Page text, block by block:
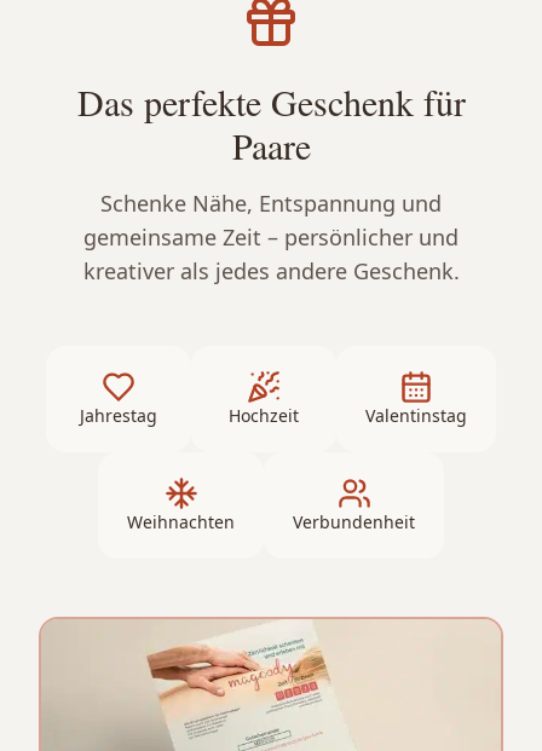
Das perfekte Geschenk für
Paare
Schenke Nähe, Entspannung und
gemeinsame Zeit – persönlicher und
kreativer als jedes andere Geschenk.
Jahrestag Hochzeit Valentinstag
Weihnachten Verbundenheit